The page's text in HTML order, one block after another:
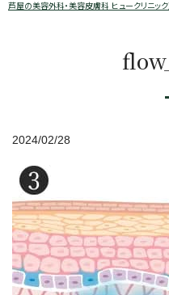
芦屋の美容外科・美容皮膚科 ヒュークリニッ
2024/02/28